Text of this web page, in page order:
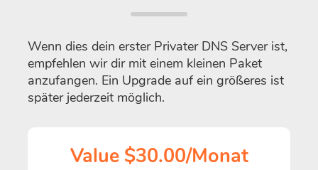
Wenn dies dein erster Privater DNS Server ist,
empfehlen wir dir mit einem kleinen Paket
anzufangen. Ein Upgrade auf ein größeres ist
später jederzeit möglich.
Value $30.00/Monat